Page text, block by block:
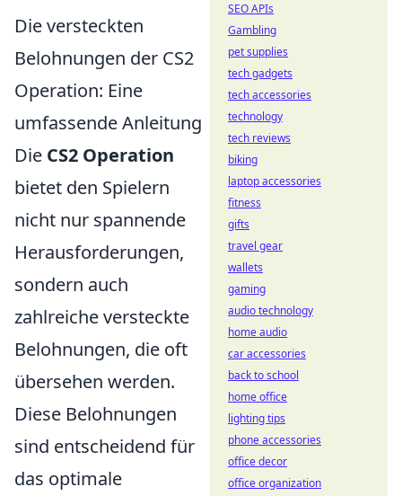
Die versteckten
Belohnungen der CS2
Operation: Eine
umfassende Anleitung
Die CS2 Operation
bietet den Spielern
nicht nur spannende
Herausforderungen,
sondern auch
zahlreiche versteckte
Belohnungen, die oft
übersehen werden.
Diese Belohnungen
sind entscheidend für
das optimale
SEO APIs
Gambling
pet supplies
tech gadgets
tech accessories
technology
tech reviews
biking
laptop accessories
fitness
gifts
travel gear
wallets
gaming
audio technology
home audio
car accessories
back to school
home office
lighting tips
phone accessories
office decor
office organization